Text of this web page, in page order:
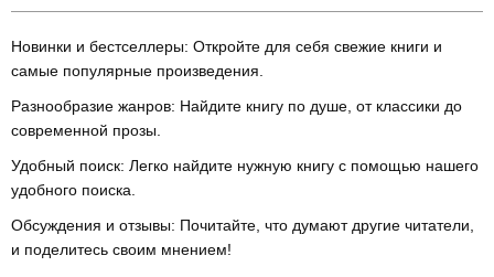
Новинки и бестселлеры: Откройте для себя свежие книги и
самые популярные произведения.
Разнообразие жанров: Найдите книгу по душе, от классики до
современной прозы.
Удобный поиск: Легко найдите нужную книгу с помощью нашего
удобного поиска.
Обсуждения и отзывы: Почитайте, что думают другие читатели,
и поделитесь своим мнением!